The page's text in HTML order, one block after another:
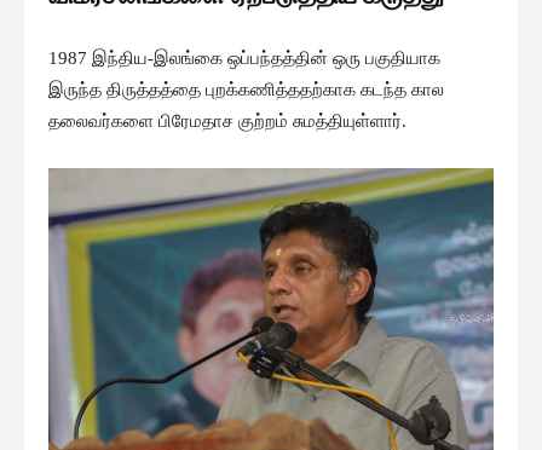
1987 இந்திய-இலங்கை ஒப்பந்தத்தின் ஒரு பகுதியாக
இருந்த திருத்தத்தை புறக்கணித்ததற்காக கடந்த கால
தலைவர்களை பிரேமதாச குற்றம் சுமத்தியுள்ளார்.